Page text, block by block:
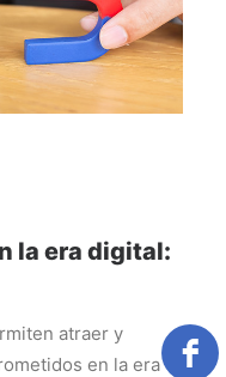
la era digital:
atraer y
en la era